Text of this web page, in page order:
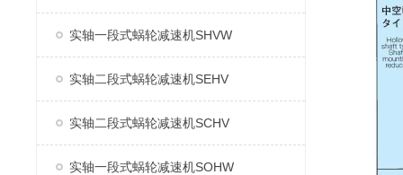
实轴一段式蜗轮减速机SHVW
实轴二段式蜗轮减速机SEHV
实轴二段式蜗轮减速机SCHV
实轴一段式蜗轮减速机SOHW